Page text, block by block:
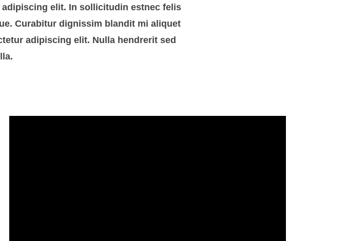
elit. In sollicitudin estnec felis
Curabitur dignissim blandit mi aliquet
adipiscing elit. Nulla hendrerit sed